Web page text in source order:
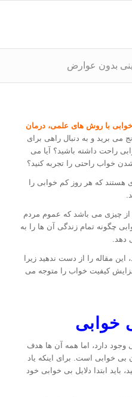
بدون عوارض
با روش های علمی، درمان
می برید و به دنبال راهی برای
راحت داشته باشید؟ آیا می
خواب راحتی را تجربه کنید؟
هستند که هر روز کم خوابی را
از چیزی می باشد که عموم مردم
چگونه تمام زندگی آن ها را به
دهد.
مقاله را از دست ندهید زیرا
کیفیت خواب را متوجه می
خوابی
وجود دارد، اما همه آن ها هدف
خوابی است. برای اینکه یاد
باید ابتدا دلایل بی خوابی خود